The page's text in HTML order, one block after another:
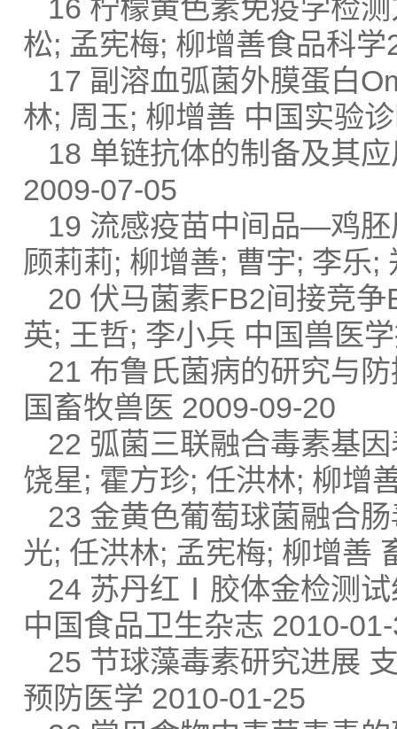
16 柠檬黄色素免疫学检
松; 孟宪梅; 柳增善食品科学
17 副溶血弧菌外膜蛋白
林; 周玉; 柳增善 中国实验
18 单链抗体的制备及其
2009-07-05
19 流感疫苗中间品—鸡胚
顾莉莉; 柳增善; 曹宇; 李乐
20 伏马菌素FB2间接竞
英; 王哲; 李小兵 中国兽医
21 布鲁氏菌病的研究与
国畜牧兽医 2009-09-20
22 弧菌三联融合毒素基
饶星; 霍方珍; 任洪林; 柳增
23 金黄色葡萄球菌融合
光; 任洪林; 孟宪梅; 柳增善
24 苏丹红Ⅰ胶体金检测试
中国食品卫生杂志 2010-
25 节球藻毒素研究进展
预防医学 2010-01-25